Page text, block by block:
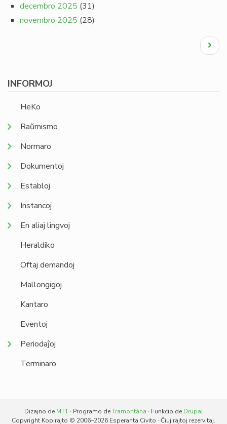
decembro 2025 (31)
novembro 2025 (28)
Next
page
INFORMOJ
HeKo
Raŭmismo
Normaro
Dokumentoj
Establoj
Instancoj
En aliaj lingvoj
Heraldiko
Oftaj demandoj
Mallongigoj
Kantaro
Eventoj
Periodaĵoj
Terminaro
Dizajno de MTT· Programo deTramontána · Funkcio de Drupal
Copyright Kopirajto © 2006–2026 Esperanta Civito · Ĉiuj rajtoj rezervitaj.